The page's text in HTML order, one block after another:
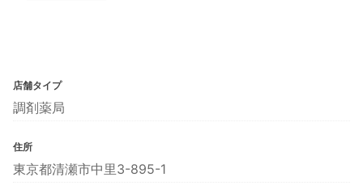
店舗タイプ
調剤薬局
住所
東京都清瀬市中里3-895-1